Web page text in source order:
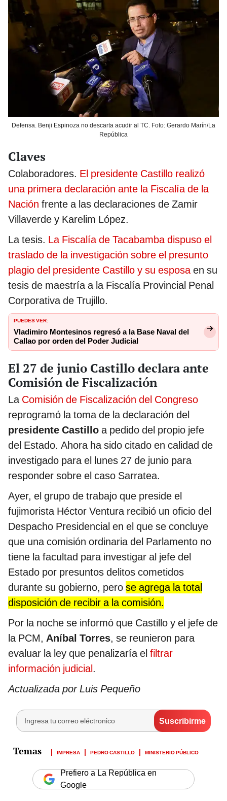
Defensa. Benji Espinoza no descarta acudir al TC. Foto: Gerardo Marín/La
República
Claves
Colaboradores. El presidente Castillo realizó
una primera declaración ante la Fiscalía de la
Nación frente a las declaraciones de Zamir
Villaverde y Karelim López.
La tesis. La Fiscalía de Tacabamba dispuso el
traslado de la investigación sobre el presunto
plagio del presidente Castillo y su esposaen su
tesis de maestría a la Fiscalía Provincial Penal
Corporativa de Trujillo.
PUEDES VER:
Vladimiro Montesinos regresó a la Base Naval del
Callao por orden del Poder Judicial
El 27 de junio Castillo declara ante
Comisión de Fiscalización
La Comisión de Fiscalización del Congreso
reprogramó la toma de la declaración del
presidente Castillo a pedido del propio jefe
del Estado. Ahora ha sido citado en calidad de
investigado para el lunes 27 de junio para
responder sobre el caso Sarratea.
Ayer, el grupo de trabajo que preside el
fujimorista Héctor Ventura recibió un oficio del
Despacho Presidencial en el que se concluye
que una comisión ordinaria del Parlamento no
tiene la facultad para investigar al jefe del
Estado por presuntos delitos cometidos
durante su gobierno, pero se agrega la total
disposición de recibir a la comisión.
Por la noche se informó que Castillo y el jefe de
la PCM, Aníbal Torres, se reunieron para
evaluar la ley que penalizaría el filtrar
información judicial.
Actualizada por Luis Pequeño
IMPRESA PEDRO CASTILLO MINISTERIO PÚBLICO
Prefiero a La República en
Google